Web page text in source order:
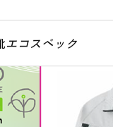
エコスペック